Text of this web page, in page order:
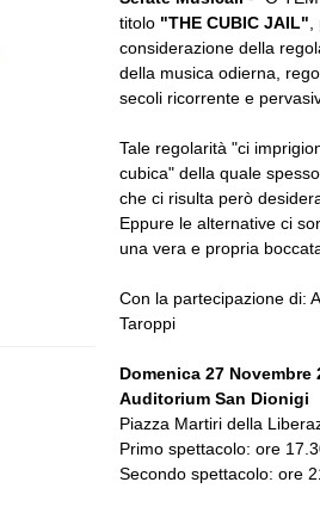
titolo "THE CUBIC JAIL"
considerazione della
della musica odierna,
secoli ricorrente e
Tale regolarità "ci
cubica" della quale
che ci risulta però
Eppure le alternative ci
una vera e propria
Con la partecipazione di:
Taroppi
Domenica 27 Novembre
Auditorium San Dionigi
Piazza Martiri della
Primo spettacolo: ore
Secondo spettacolo: ore